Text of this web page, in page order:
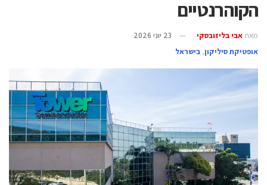
הקוהרנטיים
מאת אבי בליזובסקי
23 יוני 2026
אופטיקת סיליקון, בישראל